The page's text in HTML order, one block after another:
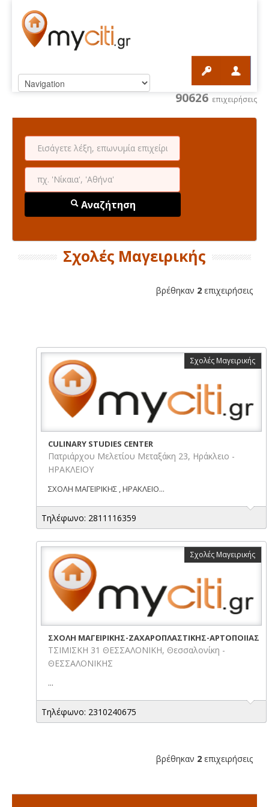
90626 επιχειρήσεις
Αναζήτηση
Σχολές Μαγειρικής
βρέθηκαν 2 επιχειρήσεις
Σχολές Μαγειρικής
CULINARY STUDIES CENTER
Πατριάρχου Μελετίου Μεταξάκη 23, Ηράκλειο -
ΗΡΑΚΛΕΙΟΥ
ΣΧΟΛΗ ΜΑΓΕΙΡΙΚΗΣ , ΗΡΑΚΛΕΙΟ...
Τηλέφωνο: 2811116359
Σχολές Μαγειρικής
ΣΧΟΛΗ ΜΑΓΕΙΡΙΚΗΣ-ΖΑΧΑΡΟΠΛΑΣΤΙΚΗΣ-ΑΡΤΟΠΟΙΙΑΣ
ΤΣΙΜΙΣΚΗ 31 ΘΕΣΣΑΛΟΝΙΚΗ, Θεσσαλονίκη -
ΘΕΣΣΑΛΟΝΙΚΗΣ
...
Τηλέφωνο: 2310240675
βρέθηκαν 2 επιχειρήσεις